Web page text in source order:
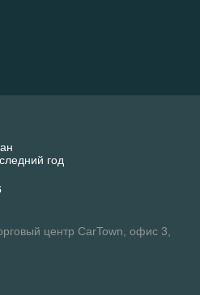
год
центр CarTown, офис 3,